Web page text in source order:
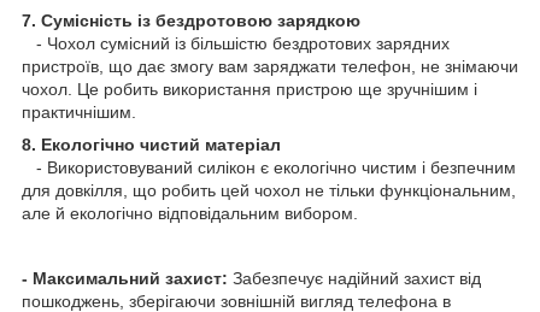
7. Сумісність із бездротовою зарядкою
- Чохол сумісний із більшістю бездротових зарядних
пристроїв, що дає змогу вам заряджати телефон, не знімаючи
чохол. Це робить використання пристрою ще зручнішим і
практичнішим.
8. Екологічно чистий матеріал
- Використовуваний силікон є екологічно чистим і безпечним
для довкілля, що робить цей чохол не тільки функціональним,
але й екологічно відповідальним вибором.
- Максимальний захист: Забезпечує надійний захист від
пошкоджень, зберігаючи зовнішній вигляд телефона в